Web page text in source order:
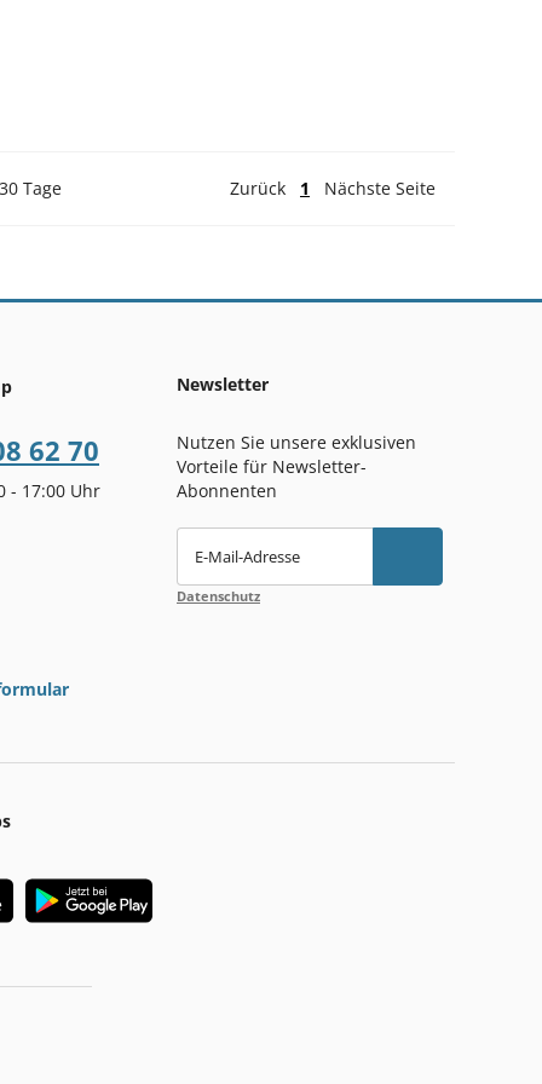
Tage Zurück 1 Nächste Seite
62 70
- 17:00 Uhr
Newsletter
Nutzen Sie unsere exklusiven
Vorteile für Newsletter-
Abonnenten
E-Mail-Adresse
Datenschutz